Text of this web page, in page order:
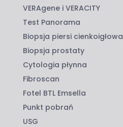
VERAgene i VERACITY
Test Panorama
Biopsja piersi cienkoigłowa
Biopsja prostaty
Cytologia płynna
Fibroscan
Fotel BTL Emsella
Punkt pobrań
USG